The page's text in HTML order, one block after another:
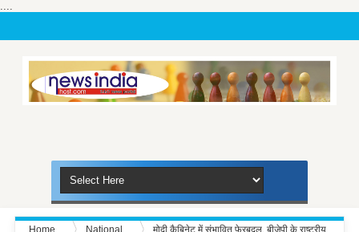
....
Home National
मोदी कैबिनेट में संभावित फेरबदल, बीजेपी के राष्ट्रीय